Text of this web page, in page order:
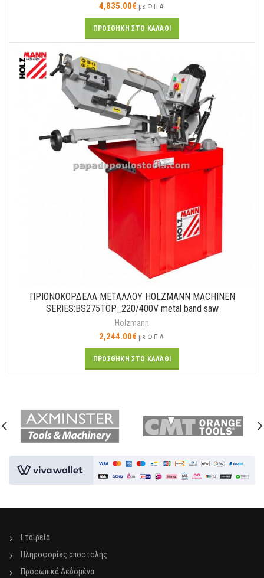
4,835.00€ με Φ.Π.Α.
ΠΡΟΣΘΉΚΗ ΣΤΟ ΚΑΛΆΘΙ
ΠΡΙΟΝΟΚΟΡΔΕΛΑ ΜΕΤΑΛΛΟΥ HOLZMANN MACHINEN
SERIES:BS275TOP_220/400V metal band saw
Holzmann
2,244.00€ με Φ.Π.Α.
ΠΡΟΣΘΉΚΗ ΣΤΟ ΚΑΛΆΘΙ
Εταιρεία
Πληροφορίες αποστολής
Προσωπικά Δεδομένα